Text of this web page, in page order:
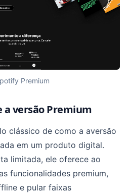
Premium
a versão Premium
clássico de como a aversão
em um produto digital.
limitada, ele oferece ao
funcionalidades premium,
e pular faixas